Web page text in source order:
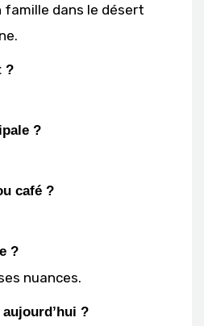
famille dans le désert
?
?
café ?
?
nuances.
?